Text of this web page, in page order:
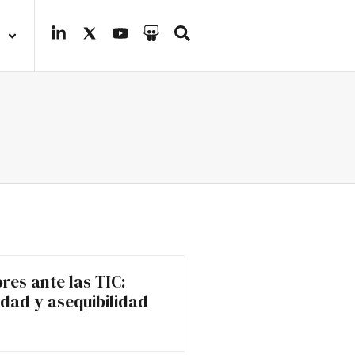
ante las TIC:
y asequibilidad